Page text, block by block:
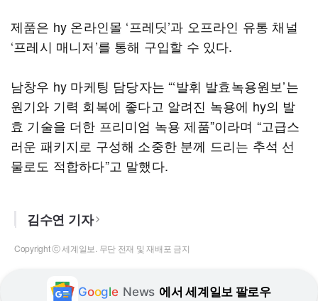
제품은 hy 온라인몰 ‘프레딧’과 오프라인 유통 채널
‘프레시 매니저’를 통해 구입할 수 있다.
남창우 hy 마케팅 담당자는 “‘발휘 발효녹용원보’는
원기와 기력 회복에 좋다고 알려진 녹용에 hy의 발
효 기술을 더한 프리미엄 녹용 제품”이라며 “고급스
러운 패키지로 구성해 소중한 분께 드리는 추석 선
물로도 적합하다”고 말했다.
김수연 기자
Copyright ⓒ 세계일보. 무단 전재 및 재배포 금지
Google News 에서 세계일보 팔로우